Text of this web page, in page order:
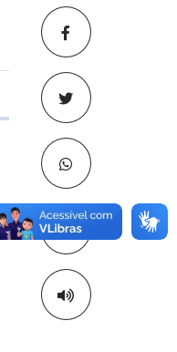
Copiar para